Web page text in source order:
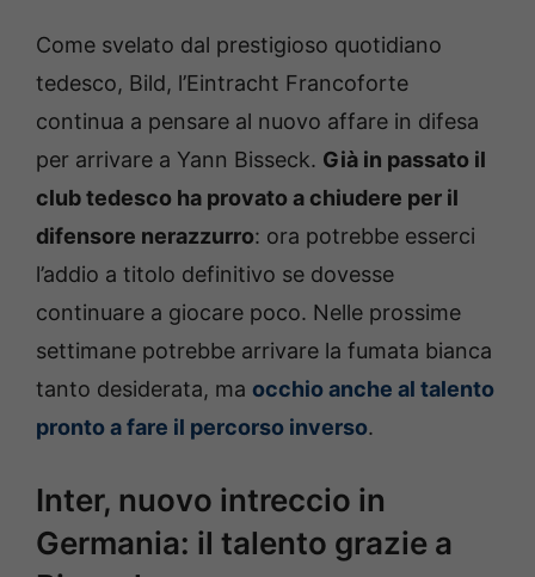
Come svelato dal prestigioso quotidiano
tedesco, Bild, l’Eintracht Francoforte
continua a pensare al nuovo affare in difesa
per arrivare a Yann Bisseck. Già in passato il
club tedesco ha provato a chiudere per il
difensore nerazzurro: ora potrebbe esserci
l’addio a titolo definitivo se dovesse
continuare a giocare poco. Nelle prossime
settimane potrebbe arrivare la fumata bianca
tanto desiderata, ma occhio anche al talento
pronto a fare il percorso inverso.
Inter, nuovo intreccio in
Germania: il talento grazie a